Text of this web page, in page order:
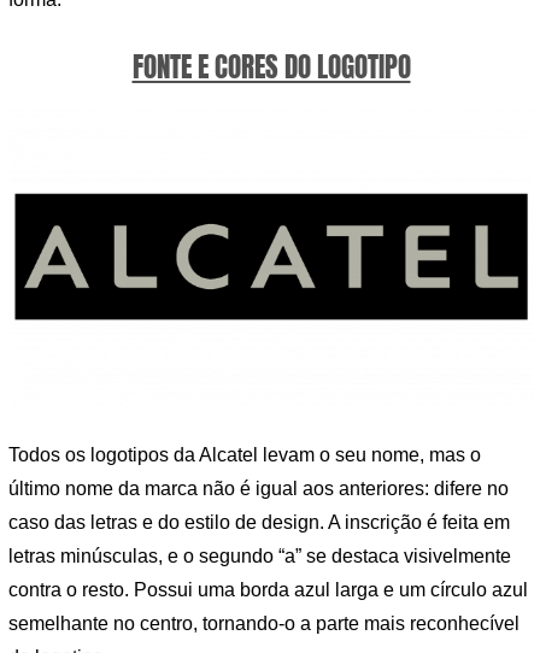
FONTE E CORES DO LOGOTIPO
Todos os logotipos da Alcatel levam o seu nome, mas o
último nome da marca não é igual aos anteriores: difere no
caso das letras e do estilo de design. A inscrição é feita em
letras minúsculas, e o segundo “a” se destaca visivelmente
contra o resto. Possui uma borda azul larga e um círculo azul
semelhante no centro, tornando-o a parte mais reconhecível